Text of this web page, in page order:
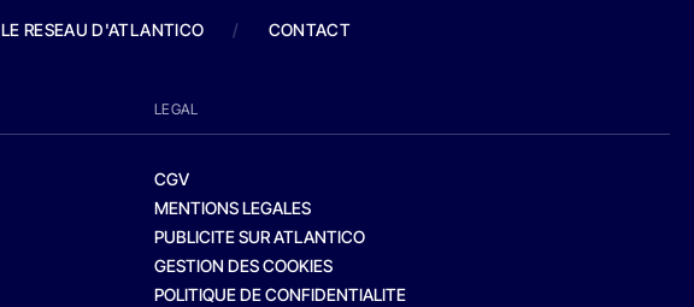
LE RESEAU D'ATLANTICO / CONTACT
LEGAL
CGV
MENTIONS LEGALES
PUBLICITE SUR ATLANTICO
GESTION DES COOKIES
POLITIQUE DE CONFIDENTIALITE